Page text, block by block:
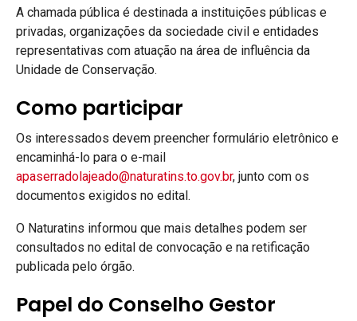
A chamada pública é destinada a instituições públicas e
privadas, organizações da sociedade civil e entidades
representativas com atuação na área de influência da
Unidade de Conservação.
Como participar
Os interessados devem preencher formulário eletrônico e
encaminhá-lo para o e-mail
apaserradolajeado@naturatins.to.gov.br, junto com os
documentos exigidos no edital.
O Naturatins informou que mais detalhes podem ser
consultados no edital de convocação e na retificação
publicada pelo órgão.
Papel do Conselho Gestor